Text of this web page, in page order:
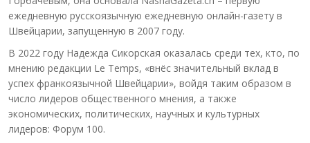
ежедневную русскоязычную ежедневную онлайн-газету в
Швейцарии, запущенную в 2007 году.
В 2022 году Надежда Сикорская оказалась среди тех, кто, по
мнению редакции Le Temps, «внёс значительный вклад в
успех франкоязычной Швейцарии», войдя таким образом в
число лидеров общественного мнения, а также
экономических, политических, научных и культурных
лидеров: Форум 100.